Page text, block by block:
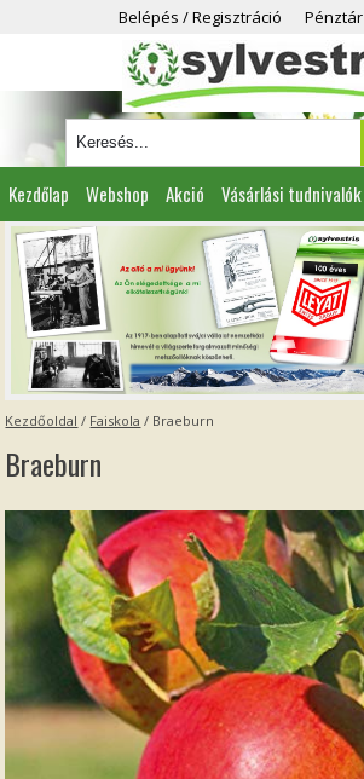
Belépés / Regisztráció Pénztár
Kezdőlap Webshop Akció Vásárlási tudnivalók
Viszonteladóknak Partnereink Kapcsolat
Kezdőoldal / Faiskola / Braeburn
Braeburn